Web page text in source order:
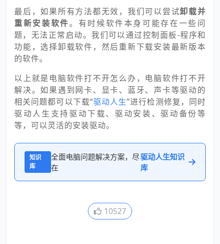
最后，如果所有方法都无效，我们可以尝试卸载并
重新安装软件。有时候软件本身可能存在一些问
题，无法正常启动。我们可以通过控制面板-程序和
功能，选择卸载软件，然后重新下载安装最新版本
的软件。
以上就是电脑软件打不开怎么办，电脑软件打不开
解决。如果遇到网卡、显卡、蓝牙、声卡等驱动的
相关问题都可以下载“驱动人生”进行检测修复，同时
驱动人生支持驱动下载、驱动安装、驱动备份等
等，可以灵活的安装驱动。
知识
库
全面电脑问题解决方案，尽
在
驱动人生知识
库
10527